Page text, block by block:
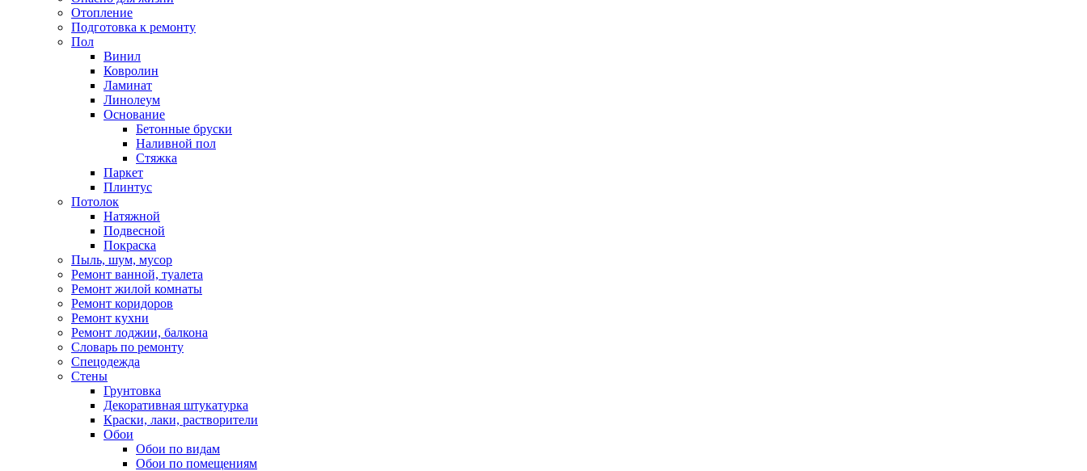
Отопление
Подготовка к ремонту
Пол
Винил
Ковролин
Ламинат
Линолеум
Основание
Бетонные бруски
Наливной пол
Стяжка
Паркет
Плинтус
Потолок
Натяжной
Подвесной
Покраска
Пыль, шум, мусор
Ремонт ванной, туалета
Ремонт жилой комнаты
Ремонт коридоров
Ремонт кухни
Ремонт лоджии, балкона
Словарь по ремонту
Спецодежда
Стены
Грунтовка
Декоративная штукатурка
Краски, лаки, растворители
Обои
Обои по видам
Обои по помещениям